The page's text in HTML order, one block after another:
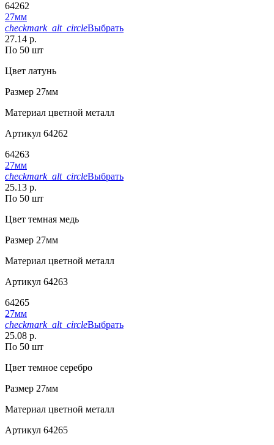
64262
27мм
checkmark_alt_circleВыбрать
27.14 р.
По 50 шт
Цвет латунь
Размер 27мм
Материал цветной металл
Артикул 64262
64263
27мм
checkmark_alt_circleВыбрать
25.13 р.
По 50 шт
Цвет темная медь
Размер 27мм
Материал цветной металл
Артикул 64263
64265
27мм
checkmark_alt_circleВыбрать
25.08 р.
По 50 шт
Цвет темное серебро
Размер 27мм
Материал цветной металл
Артикул 64265